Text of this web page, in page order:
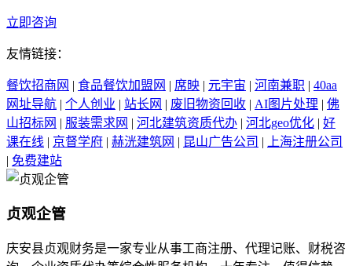
立即咨询
友情链接：
餐饮招商网 | 食品餐饮加盟网 | 席映 | 元宇宙 | 河南兼职 | 40aa
网址导航 | 个人创业 | 站长网 | 废旧物资回收 | AI图片处理 | 佛
山招标网 | 服装需求网 | 河北建筑资质代办 | 河北geo优化 | 好
课在线 | 京督学府 | 赫洸建筑网 | 昆山广告公司 |
上海注册公司
| 免费建站
贞观企管
庆安县贞观财务是一家专业从事工商注册、代理记账、财税咨